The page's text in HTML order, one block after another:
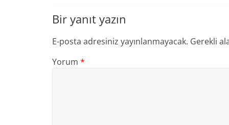
Bir yanıt yazın
E-posta adresiniz yayınlanmayacak. Gerekli
Yorum *